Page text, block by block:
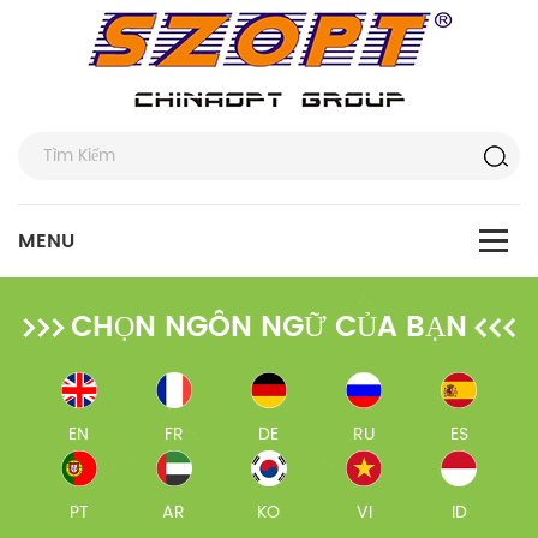
CHỌN NGÔN NGỮ CỦA BẠN
EN FR DE RU ES
PT AR KO VI ID